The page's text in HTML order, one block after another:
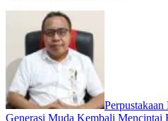
Generasi Muda Kembali Mencintai